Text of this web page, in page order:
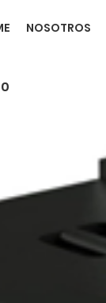
NOSOTROS